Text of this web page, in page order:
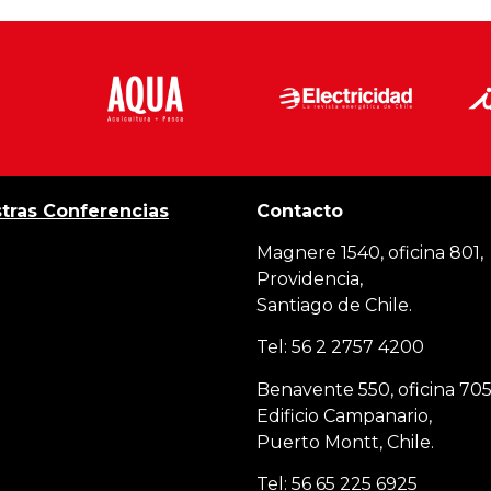
Conferencias Contacto
Magnere 1540, oficina 801,
Providencia,
Santiago de Chile.
Tel: 56 2 2757 4200
Benavente 550, oficina
Edificio Campanario,
Puerto Montt, Chile.
Tel: 56 65 225 6925